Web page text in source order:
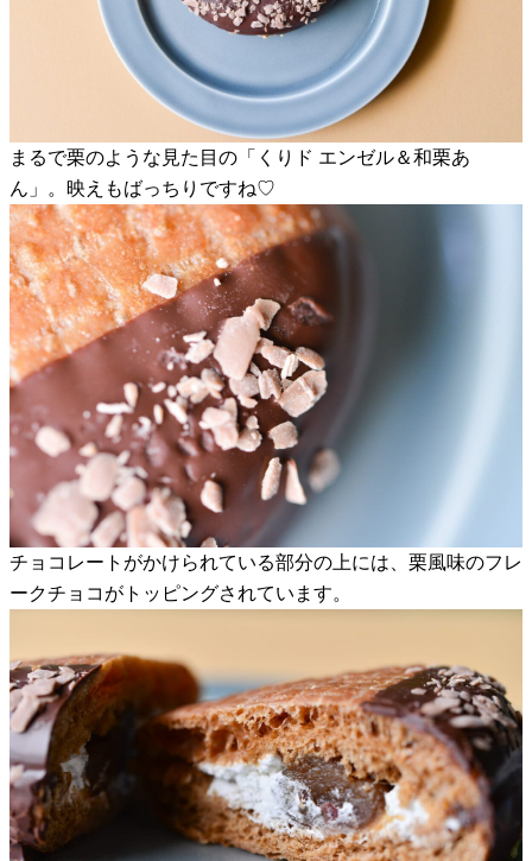
まるで栗のような見た目の「くりド エンゼル＆和栗あ
ん」。映えもばっちりですね♡
チョコレートがかけられている部分の上には、栗風味のフレ
ークチョコがトッピングされています。